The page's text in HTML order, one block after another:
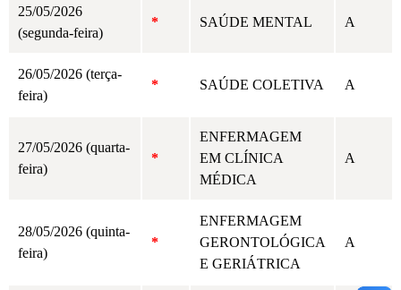
25/05/2026
(segunda-feira)
* SAÚDE MENTAL A
26/05/2026 (terça-
feira)
* SAÚDE COLETIVA A
27/05/2026 (quarta-
feira)
*
ENFERMAGEM
EM CLÍNICA
MÉDICA
A
28/05/2026 (quinta-
feira)
*
ENFERMAGEM
GERONTOLÓGICA
E GERIÁTRICA
A